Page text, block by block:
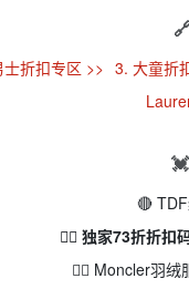
折扣专区 >> 3. 大童折
🔴
👉🏻 独家73折折
👉🏻 Moncler羽